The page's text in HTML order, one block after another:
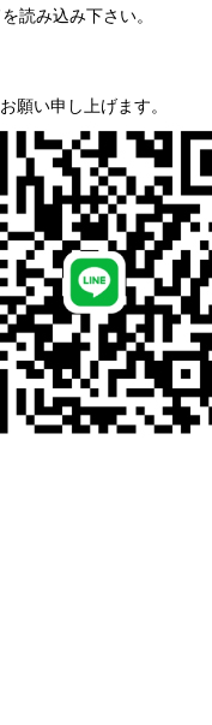
読み込み下さい。
願い申し上げます。